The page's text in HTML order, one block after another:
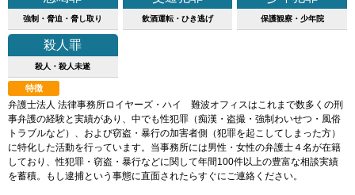
強制・脅迫・脅し取り 飲酒運転・ひき逃げ 保護観察・少年院
殺人罪
殺人・殺人未遂
特徴
弁護士法人 法律事務所ロイヤーズ・ハイ 難波オフィスはこれまで数多くの刑
事弁護の経験と実績があり、中でも性犯罪（痴漢・盗撮・強制わいせつ・風俗
トラブルなど）、および窃盗・暴行の加害者側（犯罪を起こしてしまった方）
に特化した活動を行っています。当事務所には男性・女性の弁護士４名が在籍
しており、性犯罪・窃盗・暴行などに関して年間100件以上の豊富な相談実績
を蓄積。もし逮捕という事態に直面されたらすぐにご連絡ください。